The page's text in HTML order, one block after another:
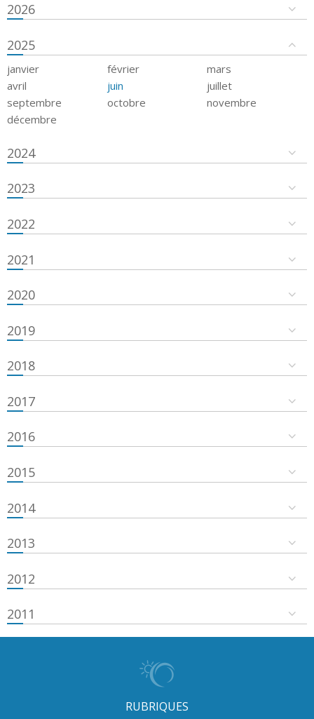
2026
2025
janvier février
mars
avril
juin
juillet
septembre
octobre
novembre
décembre
2024
2023
2022
2021
2020
2019
2018
2017
2016
2015
2014
2013
2012
2011
RUBRIQUES